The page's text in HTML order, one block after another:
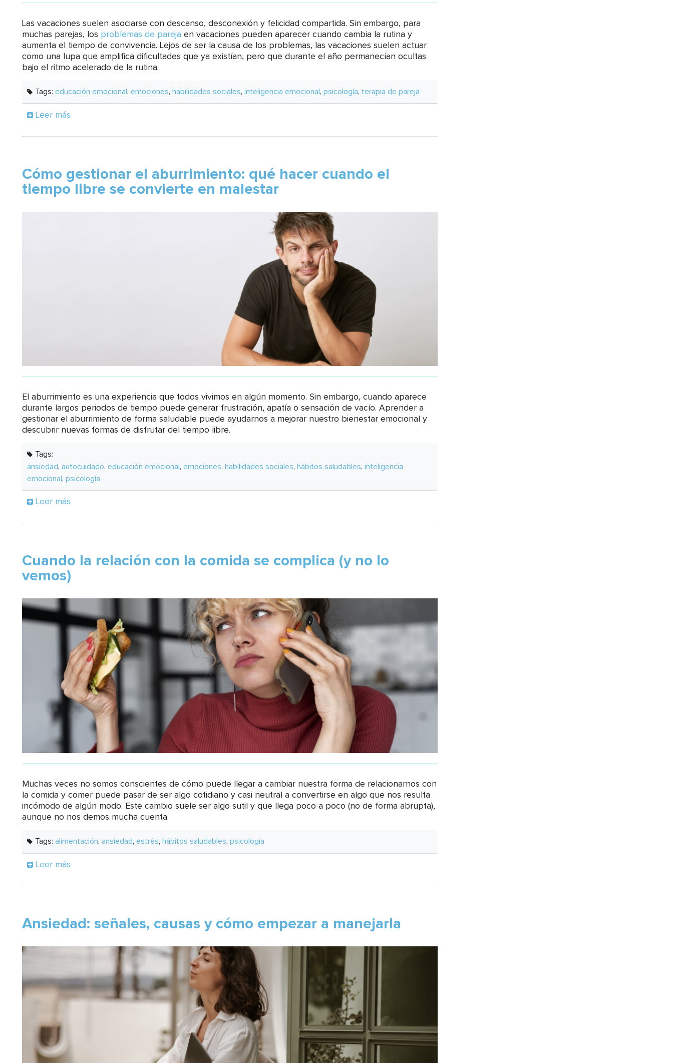
Las vacaciones suelen asociarse con descanso, desconexión y felicidad compartida. Sin embargo, para
muchas parejas, los problemas de pareja en vacaciones pueden aparecer cuando cambia la rutina y
aumenta el tiempo de convivencia. Lejos de ser la causa de los problemas, las vacaciones suelen actuar
como una lupa que amplifica dificultades que ya existían, pero que durante el año permanecían ocultas
bajo el ritmo acelerado de la rutina.
Tags: educación emocional, emociones, habilidades sociales, inteligencia emocional, psicología, terapia de pareja
Leer más
Cómo gestionar el aburrimiento: qué hacer cuando el
tiempo libre se convierte en malestar
El aburrimiento es una experiencia que todos vivimos en algún momento. Sin embargo, cuando aparece
durante largos periodos de tiempo puede generar frustración, apatía o sensación de vacío. Aprender a
gestionar el aburrimiento de forma saludable puede ayudarnos a mejorar nuestro bienestar emocional y
descubrir nuevas formas de disfrutar del tiempo libre.
Tags:
ansiedad, autocuidado, educación emocional , emociones, habilidades sociales, hábitos saludables, inteligencia
emocional , psicología
Leer más
Cuando la relación con la comida se complica (y no lo
vemos)
Muchas veces no somos conscientes de cómo puede llegar a cambiar nuestra forma de relacionarnos con
la comida y comer puede pasar de ser algo cotidiano y casi neutral a convertirse en algo que nos resulta
incómodo de algún modo. Este cambio suele ser algo sutil y que llega poco a poco (no de forma abrupta),
aunque no nos demos mucha cuenta.
Tags: alimentación, ansiedad, estrés, hábitos saludables, psicología
Leer más
Ansiedad: señales, causas y cómo empezar a manejarla